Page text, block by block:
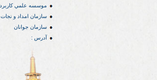
موسسه علمي
سازمان امداد و نجات
سازمان جوانان
آدرس :